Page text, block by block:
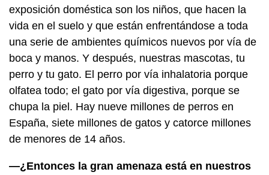
exposición doméstica son los niños, que hacen la
vida en el suelo y que están enfrentándose a toda
una serie de ambientes químicos nuevos por vía de
boca y manos. Y después, nuestras mascotas, tu
perro y tu gato. El perro por vía inhalatoria porque
olfatea todo; el gato por vía digestiva, porque se
chupa la piel. Hay nueve millones de perros en
España, siete millones de gatos y catorce millones
de menores de 14 años.
—¿Entonces la gran amenaza está en nuestros